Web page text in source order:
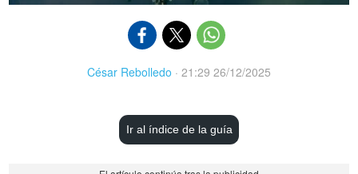
César Rebolledo · 21:29 26/12/2025
Ir al índice de la guía